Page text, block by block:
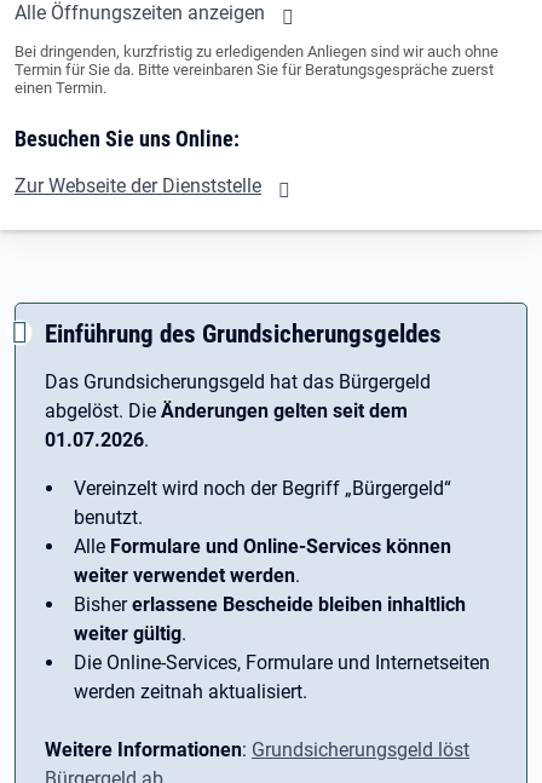
Alle Öffnungszeiten anzeigen
Bei dringenden, kurzfristig zu erledigenden Anliegen sind wir auch ohne
Termin für Sie da. Bitte vereinbaren Sie für Beratungsgespräche zuerst
einen Termin.
Besuchen Sie uns Online:
Zur Webseite der Dienststelle
Einführung des Grundsicherungsgeldes
Das Grundsicherungsgeld hat das Bürgergeld
abgelöst. Die Änderungen gelten seit dem
01.07.2026.
Vereinzelt wird noch der Begriff ­„Bürgergeld“
benutzt.
Alle Formulare und Online-Services können
weiter verwendet werden.
Bishererlassene Bescheide bleiben inhaltlich
weiter gültig.
Die Online-Services, Formulare und Internetseiten
werden zeitnah aktualisiert.
Weitere Informationen: Grundsicherungsgeld löst